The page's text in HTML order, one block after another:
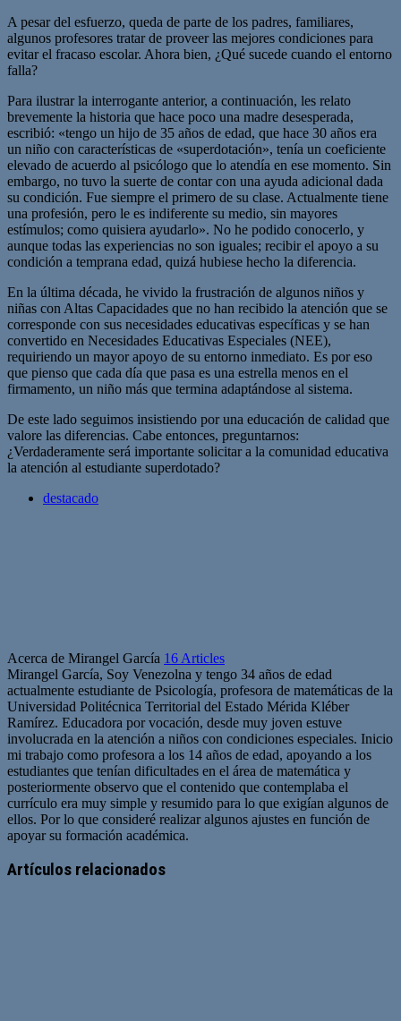
A pesar del esfuerzo, queda de parte de los padres, familiares,
algunos profesores tratar de proveer las mejores condiciones para
evitar el fracaso escolar. Ahora bien, ¿Qué sucede cuando el entorno
falla?
Para ilustrar la interrogante anterior, a continuación, les relato
brevemente la historia que hace poco una madre desesperada,
escribió: «tengo un hijo de 35 años de edad, que hace 30 años era
un niño con características de «superdotación», tenía un coeficiente
elevado de acuerdo al psicólogo que lo atendía en ese momento. Sin
embargo, no tuvo la suerte de contar con una ayuda adicional dada
su condición. Fue siempre el primero de su clase. Actualmente tiene
una profesión, pero le es indiferente su medio, sin mayores
estímulos; como quisiera ayudarlo». No he podido conocerlo, y
aunque todas las experiencias no son iguales; recibir el apoyo a su
condición a temprana edad, quizá hubiese hecho la diferencia.
En la última década, he vivido la frustración de algunos niños y
niñas con Altas Capacidades que no han recibido la atención que se
corresponde con sus necesidades educativas específicas y se han
convertido en Necesidades Educativas Especiales (NEE),
requiriendo un mayor apoyo de su entorno inmediato. Es por eso
que pienso que cada día que pasa es una estrella menos en el
firmamento, un niño más que termina adaptándose al sistema.
De este lado seguimos insistiendo por una educación de calidad que
valore las diferencias. Cabe entonces, preguntarnos:
¿Verdaderamente será importante solicitar a la comunidad educativa
la atención al estudiante superdotado?
destacado
Acerca de Mirangel García 16 Articles
Mirangel García, Soy Venezolna y tengo 34 años de edad
actualmente estudiante de Psicología, profesora de matemáticas de la
Universidad Politécnica Territorial del Estado Mérida Kléber
Ramírez. Educadora por vocación, desde muy joven estuve
involucrada en la atención a niños con condiciones especiales. Inicio
mi trabajo como profesora a los 14 años de edad, apoyando a los
estudiantes que tenían dificultades en el área de matemática y
posteriormente observo que el contenido que contemplaba el
currículo era muy simple y resumido para lo que exigían algunos de
ellos. Por lo que consideré realizar algunos ajustes en función de
apoyar su formación académica.
Artículos relacionados